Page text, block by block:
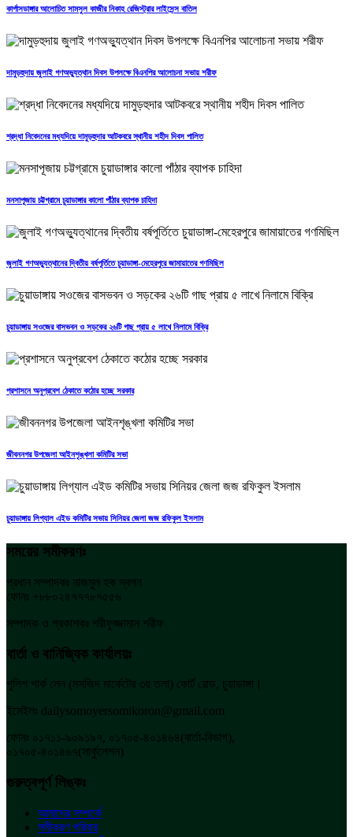
কার্পাসডাঙ্গার আলোচিত সামসুল কাজীর নিকাহ রেজিস্ট্রার লাইসেন্স বাতিল
দামুড়হুদায় জুলাই গণঅভ্যুত্থান দিবস উপলক্ষে বিএনপির আলোচনা সভায় শরীফ
শ্রদ্ধা নিবেদনের মধ্যদিয়ে দামুড়হুদার আটকবরে স্থানীয় শহীদ দিবস পালিত
মনসাপূজায় চট্টগ্রামে চুয়াডাঙ্গার কালো পাঁঠার ব্যাপক চাহিদা
জুলাই গণঅভ্যুত্থানের দ্বিতীয় বর্ষপূর্তিতে চুয়াডাঙ্গা-মেহেরপুরে জামায়াতের গণমিছিল
চুয়াডাঙ্গায় সওজের বাসভবন ও সড়কের ২৬টি গাছ প্রায় ৫ লাখে নিলামে বিক্রি
প্রশাসনে অনুপ্রবেশ ঠেকাতে কঠোর হচ্ছে সরকার
জীবননগর উপজেলা আইনশৃঙ্খলা কমিটির সভা
চুয়াডাঙ্গায় লিগ্যাল এইড কমিটির সভায় সিনিয়র জেলা জজ রফিকুল ইসলাম
সময়ের সমীকরণঃ
প্রধান সম্পাদকঃ নাজমুল হক স্বপন
ফোনঃ +৮৮০২৪৭৭৭৮৭৫৫৬
সম্পাদক ও প্রকাশকঃ শরীফুজ্জামান শরীফ
বার্তা ও বানিজ্যিক কার্যালয়ঃ
পুলিশ পার্ক লেন (মসজিদ মার্কেটের ৩য় তলা) কোর্ট রোড, চুয়াডাঙ্গা।
ইমেইলঃ dailysomoyersomikoron@gmail.com
ফোনঃ ০১৭১১-৯০৯১৯৭, ০১৭০৫-৪০১৪৬৪(বার্তা-বিভাগ),
০১৭০৫-৪০১৪৬৭(সার্কুলেশন)
গুরুত্বপূর্ণ লিঙ্কঃ
আমাদের সম্পর্কে
সমীকরণ পরিবার